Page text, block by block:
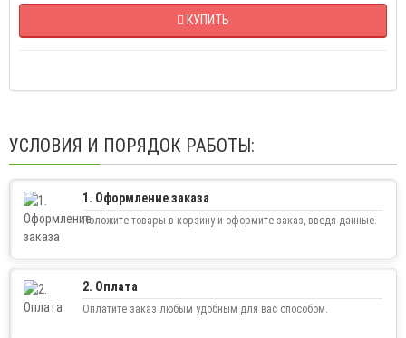
КУПИТЬ
УСЛОВИЯ И ПОРЯДОК РАБОТЫ:
1. Оформление заказа
Положите товары в корзину и оформите заказ, введя данные.
2. Оплата
Оплатите заказ любым удобным для вас способом.